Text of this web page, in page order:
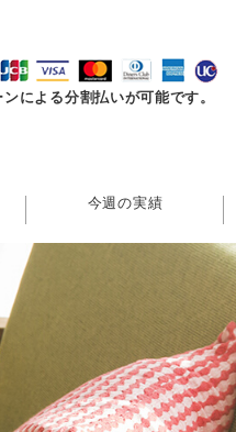
による分割払いが可能です。
今週の実績